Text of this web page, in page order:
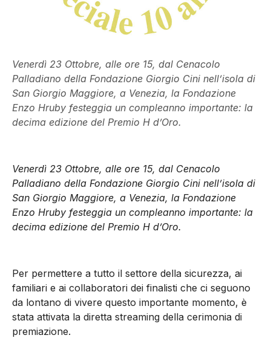
Venerdì 23 Ottobre, alle ore 15, dal Cenacolo
Palladiano della Fondazione Giorgio Cini nell’isola di
San Giorgio Maggiore, a Venezia, la Fondazione
Enzo Hruby festeggia un compleanno importante: la
decima edizione del Premio H d’Oro.
Venerdì 23 Ottobre, alle ore 15, dal Cenacolo
Palladiano della Fondazione Giorgio Cini nell’isola di
San Giorgio Maggiore, a Venezia, la Fondazione
Enzo Hruby festeggia un compleanno importante: la
decima edizione del Premio H d’Oro.
Per permettere a tutto il settore della sicurezza, ai
familiari e ai collaboratori dei finalisti che ci seguono
da lontano di vivere questo importante momento, è
stata attivata la diretta streaming della cerimonia di
premiazione.